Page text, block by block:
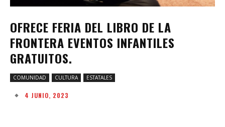
OFRECE FERIA DEL LIBRO DE LA
FRONTERA EVENTOS INFANTILES
GRATUITOS.
COMUNIDAD CULTURA ESTATALES
4 JUNIO, 2023